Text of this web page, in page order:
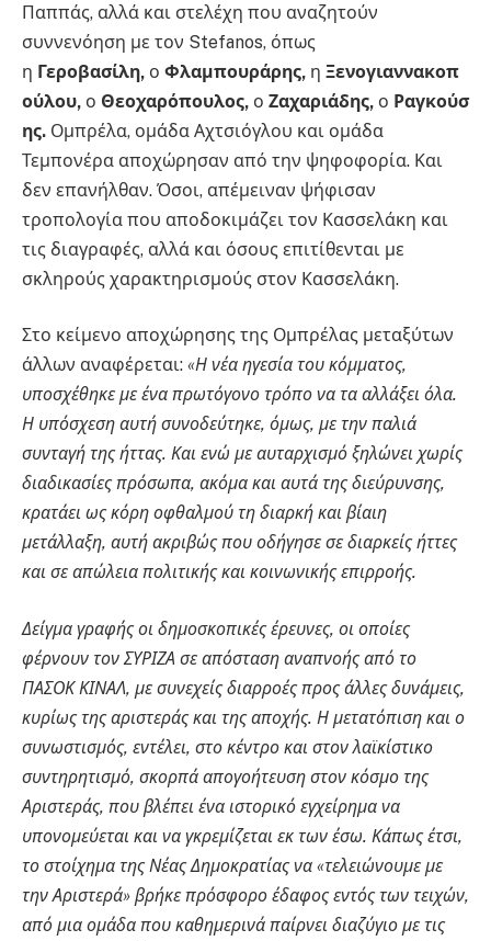
Παππάς, αλλά και στελέχη που αναζητούν
συννενόηση με τον Stefanos, όπως
η Γεροβασίλη, ο Φλαμπουράρης, η Ξενογιαννακοπ
ούλου, ο Θεοχαρόπουλος, ο Ζαχαριάδης, ο Ραγκούσ
ης. Ομπρέλα, ομάδα Αχτσιόγλου και ομάδα
Τεμπονέρα αποχώρησαν από την ψηφοφορία. Και
δεν επανήλθαν. Όσοι, απέμειναν ψήφισαν
τροπολογία που αποδοκιμάζει τον Κασσελάκη και
τις διαγραφές, αλλά και όσους επιτίθενται με
σκληρούς χαρακτηρισμούς στον Κασσελάκη.
Στο κείμενο αποχώρησης της Ομπρέλας μεταξύτων
άλλων αναφέρεται: «Η νέα ηγεσία του κόμματος,
υποσχέθηκε με ένα πρωτόγονο τρόπο να τα αλλάξει όλα.
Η υπόσχεση αυτή συνοδεύτηκε, όμως, με την παλιά
συνταγή της ήττας. Και ενώ με αυταρχισμό ξηλώνει χωρίς
διαδικασίες πρόσωπα, ακόμα και αυτά της διεύρυνσης,
κρατάει ως κόρη οφθαλμού τη διαρκή και βίαιη
μετάλλαξη, αυτή ακριβώς που οδήγησε σε διαρκείς ήττες
και σε απώλεια πολιτικής και κοινωνικής επιρροής.
Δείγμα γραφής οι δημοσκοπικές έρευνες, οι οποίες
φέρνουν τον ΣΥΡΙΖΑ σε απόσταση αναπνοής από το
ΠΑΣΟΚ ΚΙΝΑΛ, με συνεχείς διαρροές προς άλλες δυνάμεις,
κυρίως της αριστεράς και της αποχής. Η μετατόπιση και ο
συνωστισμός, εντέλει, στο κέντρο και στον λαϊκίστικο
συντηρητισμό, σκορπά απογοήτευση στον κόσμο της
Αριστεράς, που βλέπει ένα ιστορικό εγχείρημα να
υπονομεύεται και να γκρεμίζεται εκ των έσω. Κάπως έτσι,
το στοίχημα της Νέας Δημοκρατίας να «τελειώνουμε με
την Αριστερά» βρήκε πρόσφορο έδαφος εντός των τειχών,
από μια ομάδα που καθημερινά παίρνει διαζύγιο με τις